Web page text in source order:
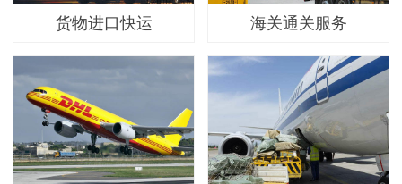
货物进口快运 海关通关服务